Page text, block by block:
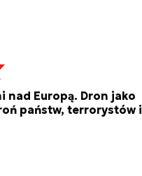
nad Europą. Dron jako
państw, terrorystów i